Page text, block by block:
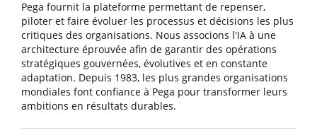
Pega fournit la plateforme permettant de repenser,
piloter et faire évoluer les processus et décisions les plus
critiques des organisations. Nous associons l'IA à une
architecture éprouvée afin de garantir des opérations
stratégiques gouvernées, évolutives et en constante
adaptation. Depuis 1983, les plus grandes organisations
mondiales font confiance à Pega pour transformer leurs
ambitions en résultats durables.